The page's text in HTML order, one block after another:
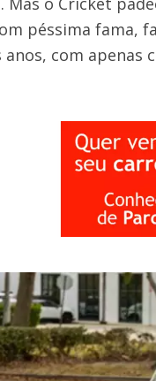
péssima fama,
anos, com apenas